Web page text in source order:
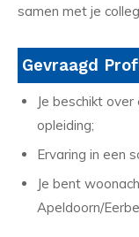
samen met je
Gevraagd
Je beschikt
opleiding;
Ervaring in een
Je bent
Apeldoorn/